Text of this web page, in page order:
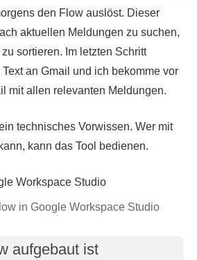
den Flow auslöst. Dieser
aktuellen Meldungen zu suchen,
sortieren. Im letzten Schritt
an Gmail und ich bekomme vor
mit allen relevanten Meldungen.
technisches Vorwissen. Wer mit
kann das Tool bedienen.
in Google Workspace Studio
aufgebaut ist